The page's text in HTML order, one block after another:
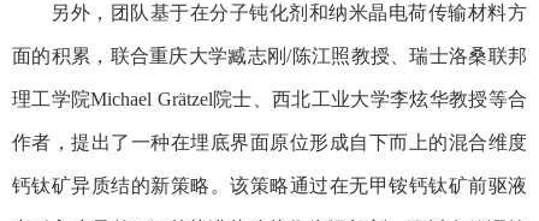
另外，团队基于在分子钝化剂和纳米晶电荷传输材料方
面的积累，联合重庆大学臧志刚/陈江照教授、瑞士洛桑联邦
理工学院Michael Grätzel院士、西北工业大学李炫华教授等合
作者，提出了一种在埋底界面原位形成自下而上的混合维度
钙钛矿异质结的新策略。该策略通过在无甲铵钙钛矿前驱液